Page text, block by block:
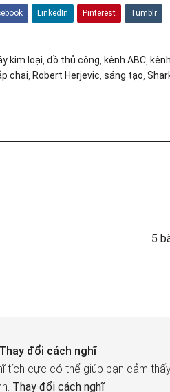
LinkedIn Pinterest Tumblr
kim loại đồ thủ công kênh ABC
chai Robert Herjevic sáng tạo
5
Thay đổi cách nghĩ
tích cực có thể giúp bạn cảm
Thay đổi cách nghĩ